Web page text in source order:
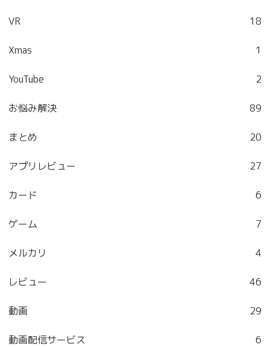
VR 18
Xmas 1
YouTube 2
お悩み解決 89
まとめ 20
アプリレビュー 27
カード 6
ゲーム 7
メルカリ 4
レビュー 46
動画 29
動画配信サービス 6